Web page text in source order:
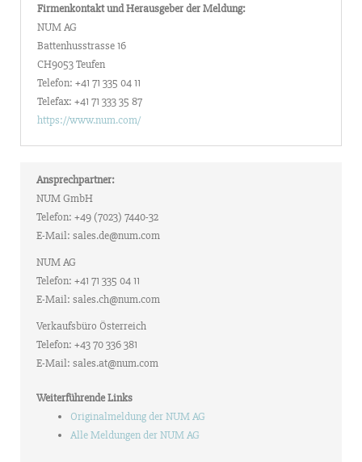
Firmenkontakt und Herausgeber der Meldung:
NUM AG
Battenhusstrasse 16
CH9053 Teufen
Telefon: +41 71 335 04 11
Telefax: +41 71 333 35 87
https://www.num.com/
Ansprechpartner:
NUM GmbH
Telefon: +49 (7023) 7440-32
E-Mail: sales.de@num.com
NUM AG
Telefon: +41 71 335 04 11
E-Mail: sales.ch@num.com
Verkaufsbüro Österreich
Telefon: +43 70 336 381
E-Mail: sales.at@num.com
Weiterführende Links
Originalmeldung der NUM AG
Alle Meldungen der NUM AG